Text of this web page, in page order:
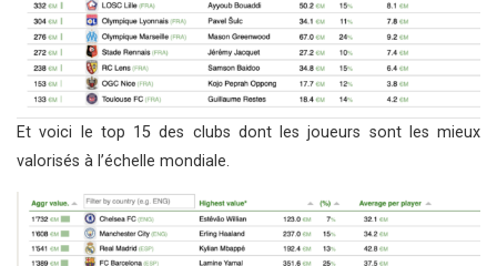
Et voici le top 15 des clubs dont les joueurs sont les mieux
valorisés à l’échelle mondiale.